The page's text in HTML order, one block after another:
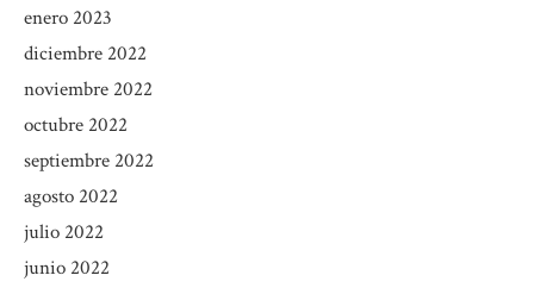
enero 2023
diciembre 2022
noviembre 2022
octubre 2022
septiembre 2022
agosto 2022
julio 2022
junio 2022